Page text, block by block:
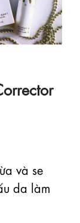
và se
da làm